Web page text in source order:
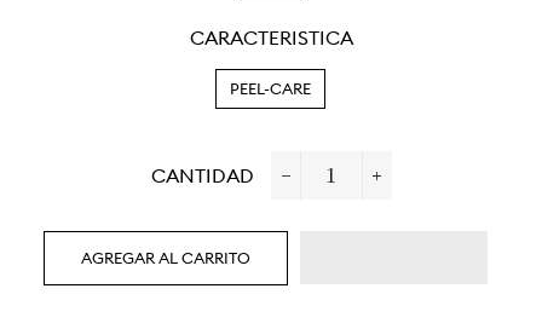
CARACTERISTICA
PEEL-CARE
CANTIDAD
AGREGAR AL CARRITO